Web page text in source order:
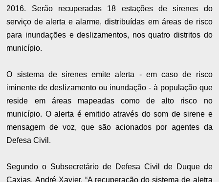
2016. Serão recuperadas 18 estações de sirenes do
serviço de alerta e alarme, distribuídas em áreas de risco
para inundações e deslizamentos, nos quatro distritos do
município.
O sistema de sirenes emite alerta - em caso de risco
iminente de deslizamento ou inundação - à população que
reside em áreas mapeadas como de alto risco no
município. O alerta é emitido através do som de sirene e
mensagem de voz, que são acionados por agentes da
Defesa Civil.
Segundo o Subsecretário de Defesa Civil de Duque de
Caxias, André Xavier, “A recuperação do sistema de aletra